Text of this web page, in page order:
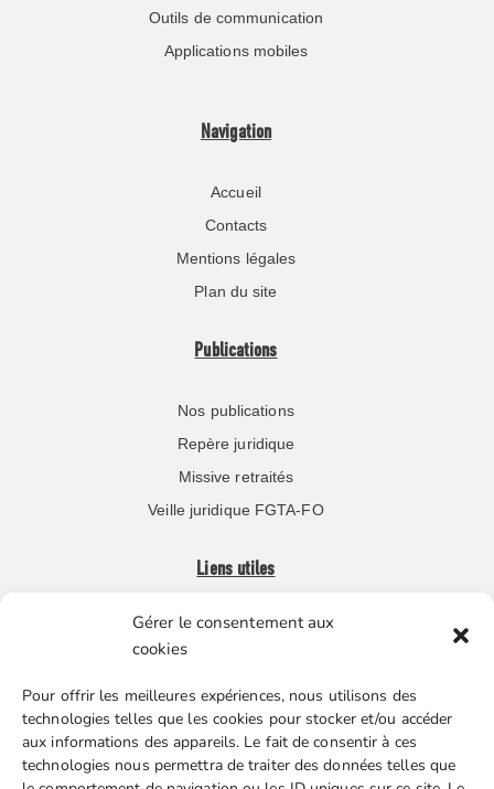
Gérer le consentement aux
cookies
Pour offrir les meilleures expériences, nous utilisons des
technologies telles que les cookies pour stocker et/ou accéder
aux informations des appareils. Le fait de consentir à ces
technologies nous permettra de traiter des données telles que
Outils de communication
Applications mobiles
Navigation
Accueil
Contacts
Mentions légales
Plan du site
Publications
Nos publications
Repère juridique
Missive retraités
Veille juridique FGTA-FO
Liens utiles
Boutique en ligne
Nos partenaires
Gestion des cookies